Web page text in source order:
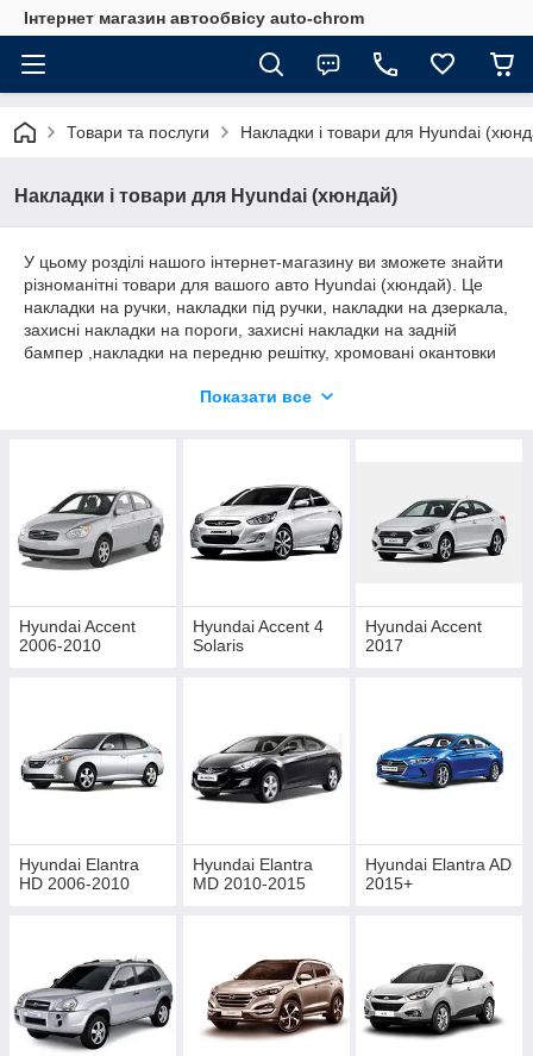
Інтернет магазин автообвісу auto-chrom
Товари та послуги Накладки і товари для Hyundai
Накладки і товари для Hyundai (хюндай)
У цьому розділі нашого інтернет-магазину ви зможете знайти
різноманітні товари для вашого авто Hyundai (хюндай). Це
накладки на ручки, накладки під ручки, накладки на дзеркала,
захисні накладки на пороги, захисні накладки на задній
бампер ,накладки на передню решітку, хромовані окантовки
магазин пропонує вам хромовані молдинги вікон і дуже
Окремо пропонуємо вам величезний вибір декоративних
накладок в салон під дерево, оригінальних бризковиків і т. д.
Показати все
Hyundai Accent
2006-2010
Hyundai Accent 4
Solaris
Hyundai Accent
2017
Hyundai Elantra
HD 2006-2010
Hyundai Elantra
MD 2010-2015
Hyundai Elantra AD
2015+